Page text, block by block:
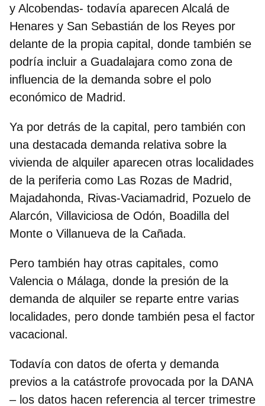
y Alcobendas- todavía aparecen Alcalá de
Henares y San Sebastián de los Reyes por
delante de la propia capital, donde también se
podría incluir a Guadalajara como zona de
influencia de la demanda sobre el polo
económico de Madrid.
Ya por detrás de la capital, pero también con
una destacada demanda relativa sobre la
vivienda de alquiler aparecen otras localidades
de la periferia como Las Rozas de Madrid,
Majadahonda, Rivas-Vaciamadrid, Pozuelo de
Alarcón, Villaviciosa de Odón, Boadilla del
Monte o Villanueva de la Cañada.
Pero también hay otras capitales, como
Valencia o Málaga, donde la presión de la
demanda de alquiler se reparte entre varias
localidades, pero donde también pesa el factor
vacacional.
Todavía con datos de oferta y demanda
previos a la catástrofe provocada por la DANA
– los datos hacen referencia al tercer trimestre